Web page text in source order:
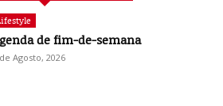
de fim-de-semana
Agosto, 2026